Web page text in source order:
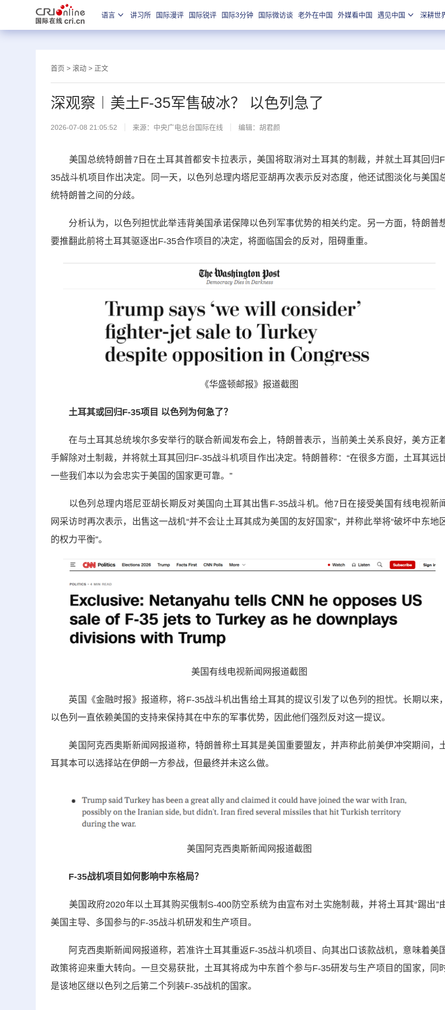
语言 讲习所 国际漫评 国际锐评 国际3分钟 国际微访谈 老外在中国 外媒看中国 遇见中国 深耕世
首页 > 滚动 > 正文
深观察︱美土F-35军售破冰？ 以色列急了
2026-07-08 21:05:52 来源：中央广电总台国际在线 编辑：胡君颜
美国总统特朗普7日在土耳其首都安卡拉表示，美国将取消对土耳其的制裁，并就土耳其回归
35战斗机项目作出决定。同一天，以色列总理内塔尼亚胡再次表示反对态度，他还试图淡化与美国
统特朗普之间的分歧。
分析认为，以色列担忧此举违背美国承诺保障以色列军事优势的相关约定。另一方面，特朗普
要推翻此前将土耳其驱逐出F-35合作项目的决定，将面临国会的反对，阻碍重重。
《华盛顿邮报》报道截图
土耳其或回归F-35项目 以色列为何急了？
在与土耳其总统埃尔多安举行的联合新闻发布会上，特朗普表示，当前美土关系良好，美方正
手解除对土制裁，并将就土耳其回归F-35战斗机项目作出决定。特朗普称：“在很多方面，土耳其远
一些我们本以为会忠实于美国的国家更可靠。”
以色列总理内塔尼亚胡长期反对美国向土耳其出售F-35战斗机。他7日在接受美国有线电视新
网采访时再次表示，出售这一战机“并不会让土耳其成为美国的友好国家”，并称此举将“破坏中东地
的权力平衡”。
美国有线电视新闻网报道截图
英国《金融时报》报道称，将F-35战斗机出售给土耳其的提议引发了以色列的担忧。长期以来，
以色列一直依赖美国的支持来保持其在中东的军事优势，因此他们强烈反对这一提议。
美国阿克西奥斯新闻网报道称，特朗普称土耳其是美国重要盟友，并声称此前美伊冲突期间，
耳其本可以选择站在伊朗一方参战，但最终并未这么做。
美国阿克西奥斯新闻网报道截图
F-35战机项目如何影响中东格局？
美国政府2020年以土耳其购买俄制S-400防空系统为由宣布对土实施制裁，并将土耳其“踢出”
美国主导、多国参与的F-35战斗机研发和生产项目。
阿克西奥斯新闻网报道称，若准许土耳其重返F-35战斗机项目、向其出口该款战机，意味着美
政策将迎来重大转向。一旦交易获批，土耳其将成为中东首个参与F-35研发与生产项目的国家，同
是该地区继以色列之后第二个列装F-35战机的国家。